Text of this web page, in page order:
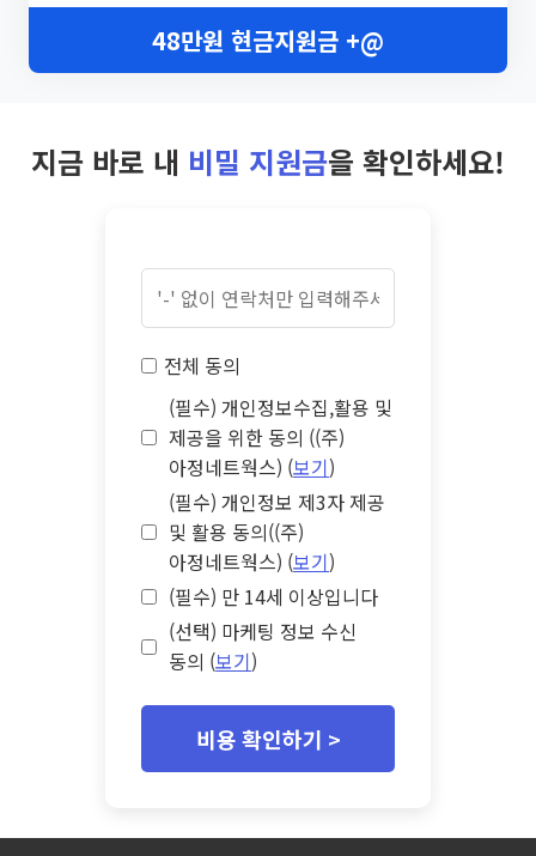
48만원 현금지원금 +@
지금 바로 내 비밀 지원금을 확인하세요!
전체 동의
(필수) 개인정보수집,활용 및
제공을 위한 동의 ((주)
아정네트웍스) (보기)
(필수) 개인정보 제3자 제공
및 활용 동의((주)
아정네트웍스) (보기)
(필수) 만 14세 이상입니다
(선택) 마케팅 정보 수신
동의 (보기)
비용 확인하기 >